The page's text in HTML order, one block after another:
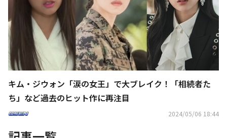
キム・ジウォン「涙の女王」で大ブレイク！「相続者た
ち」など過去のヒット作に再注目
2024/05/06 18:44